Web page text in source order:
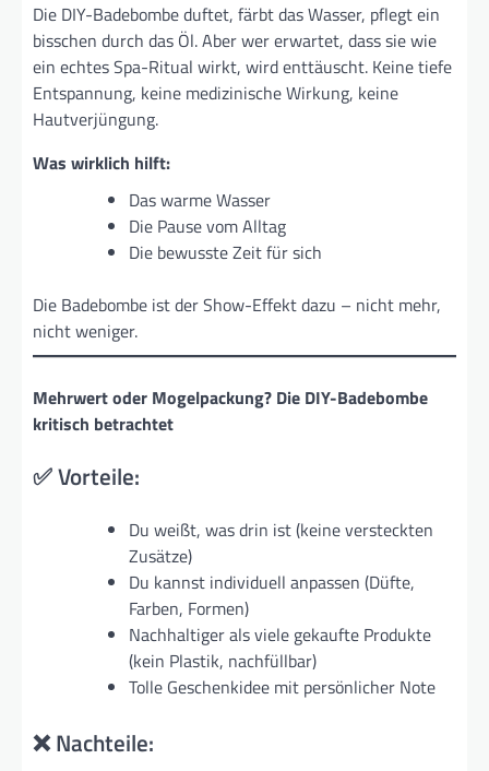
Die DIY-Badebombe duftet, färbt das Wasser, pflegt ein
bisschen durch das Öl. Aber wer erwartet, dass sie wie
ein echtes Spa-Ritual wirkt, wird enttäuscht. Keine tiefe
Entspannung, keine medizinische Wirkung, keine
Hautverjüngung.
Was wirklich hilft:
Das warme Wasser
Die Pause vom Alltag
Die bewusste Zeit für sich
Die Badebombe ist der Show-Effekt dazu – nicht mehr,
nicht weniger.
Mehrwert oder Mogelpackung? Die DIY-Badebombe
kritisch betrachtet
✅ Vorteile:
Du weißt, was drin ist (keine versteckten
Zusätze)
Du kannst individuell anpassen (Düfte,
Farben, Formen)
Nachhaltiger als viele gekaufte Produkte
(kein Plastik, nachfüllbar)
Tolle Geschenkidee mit persönlicher Note
❌ Nachteile: